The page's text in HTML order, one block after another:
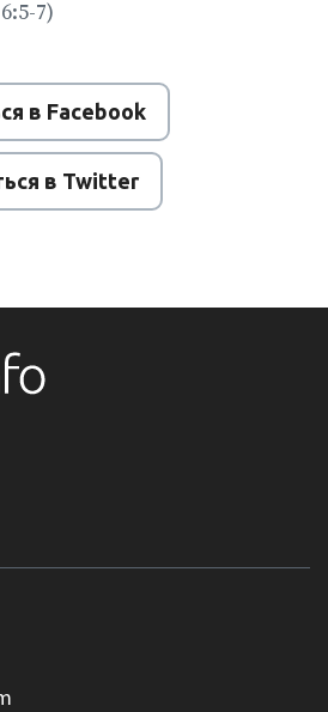
7)
в Facebook
в Twitter